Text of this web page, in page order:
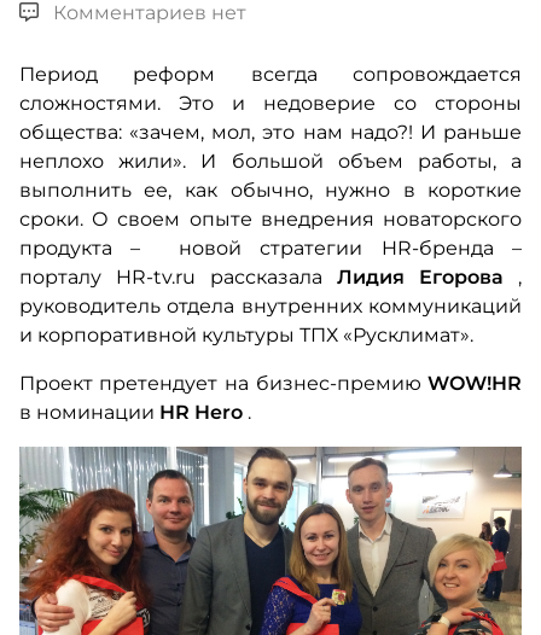
Комментариев нет
Период реформ всегда сопровождается
сложностями. Это и недоверие со стороны
общества: «зачем, мол, это нам надо?! И раньше
неплохо жили». И большой объем работы, а
выполнить ее, как обычно, нужно в короткие
сроки. О своем опыте внедрения новаторского
продукта – новой стратегии HR-бренда –
порталу HR-tv.ru рассказалаЛидия Егорова ,
руководитель отдела внутренних коммуникаций
и корпоративной культуры ТПХ «Русклимат».
Проект претендует на бизнес-премиюWOW!HR
в номинации HR Hero .